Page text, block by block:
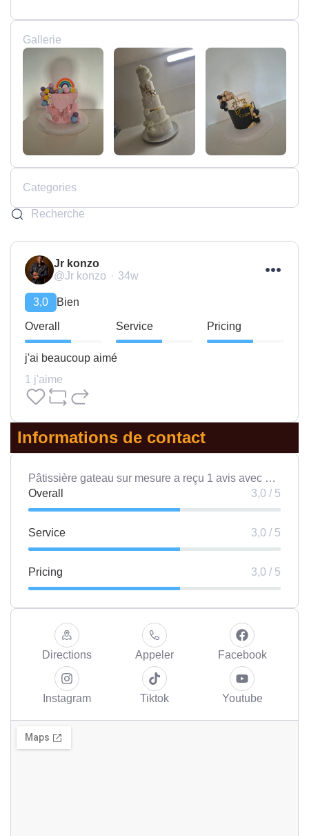
Gallerie
Categories
Jr konzo
@Jr konzo
34w
3,0 Bien
Overall Service Pricing
j'ai beaucoup aimé
1 j'aime
Informations de contact
Pâtissière gateau sur mesure a reçu 1 avis avec une note moyenne de 3 sur 5
Overall
3,0 / 5
Service 3,0 / 5
Pricing 3,0 / 5
Directions Appeler Facebook
Instagram Tiktok Youtube